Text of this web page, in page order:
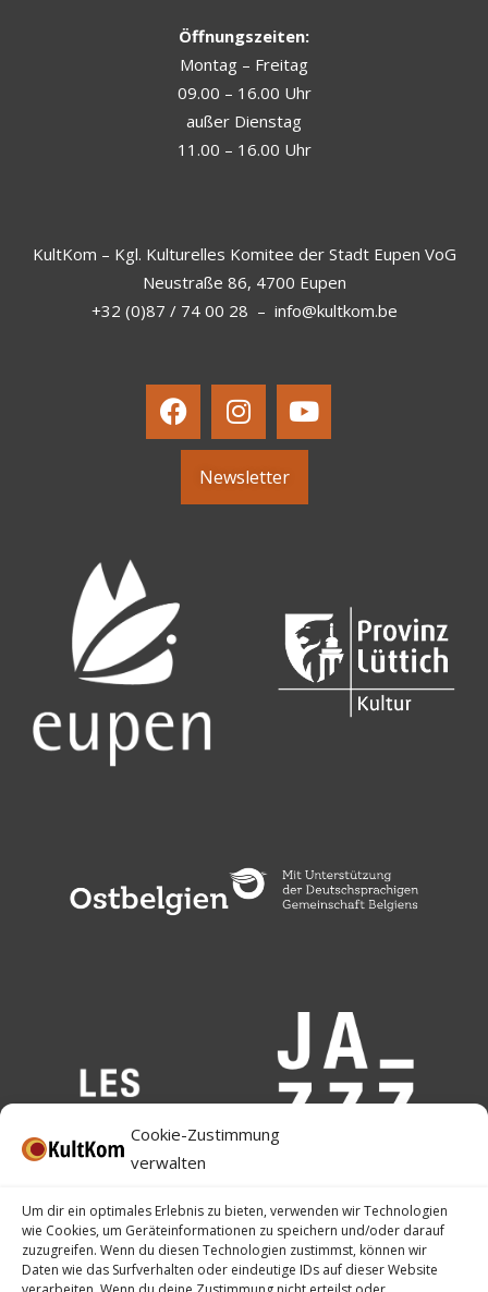
Cookie-Zustimmung
verwalten
Um dir ein optimales Erlebnis zu bieten, verwenden wir Technologien
wie Cookies, um Geräteinformationen zu speichern und/oder darauf
zuzugreifen. Wenn du diesen Technologien zustimmst, können wir
Daten wie das Surfverhalten oder eindeutige IDs auf dieser Website
Öffnungszeiten:
Montag – Freitag
09.00 – 16.00 Uhr
außer Dienstag
11.00 – 16.00 Uhr
KultKom – Kgl. Kulturelles Komitee der Stadt Eupen VoG
Neustraße 86, 4700 Eupen
+32 (0)87 / 74 00 28 – info@kultkom.be
Newsletter